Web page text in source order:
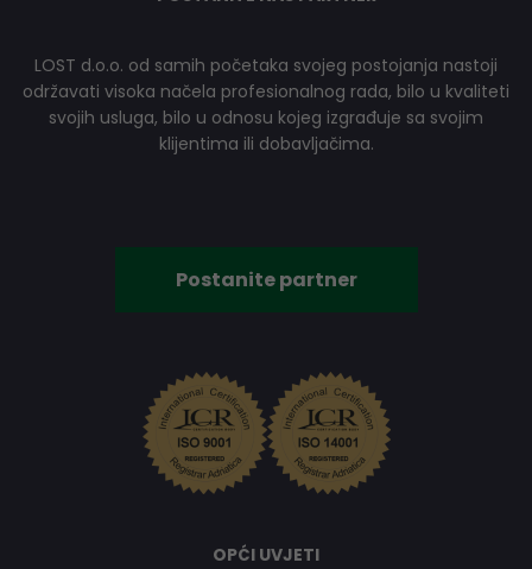
LOST d.o.o. od samih početaka svojeg postojanja nastoji
održavati visoka načela profesionalnog rada, bilo u kvaliteti
svojih usluga, bilo u odnosu kojeg izgrađuje sa svojim
klijentima ili dobavljačima.
Postanite partner
OPĆI UVJETI